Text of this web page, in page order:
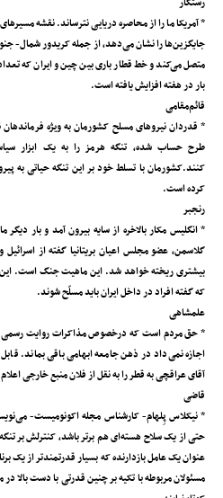
* آمریکا ما را از محاصره دریایی نترساند. نقشه
جایگزین‌ها را نشان می‌دهد، از جمله کریدور شمال-
متصل می‌کند و خط قطار باری بین چین و ایران که
بار در هفته افزایش یافته است.
قائم‌مقامی
* قدردان نیروهای مسلح کشورمان به ویژه
طرح حساب شده، تنگه هرمز را به یک ابزار
کنند.کشورمان با تسلط خود بر این تنگه حیاتی به
کرده است.
رنجبر
* انگلیس مکار بالاخره از سایه بیرون آمد و ‌بار
گلاسمن، عضو مجلس اعیان بریتانیا ‌گفته از
بیشتری ریخته خواهد شد. این ماهیت جنگ است. این
که گفته افراد در داخل ایران باید مسلّح شوند.
علمشاهی
* حق مردم است که درخصوص مذاکرات روایت رسمی
اجازه نمی‌داد در ذهن جامعه ابهامی باقی بماند.
آقای عراقچی به قطر را به نقل از فلان منبع خارجی
قاضی
* نیکلاس پِلهام- کارشناس مجله اکونومیست-
حتی از یک سلاح هسته‌ای هم برتر باشد، کنترلش بر
عنوان یک عامل بازدارنده‌ که بسیار قدرتمندتر از یک
مسئولان مربوطه با تکیه بر چنین قدرتی با دست